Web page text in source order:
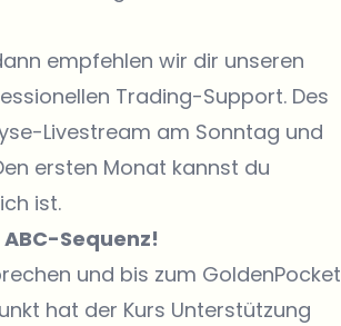
empfehlen wir dir unseren
Trading-Support. Des
Livestream am Sonntag und
ersten Monat kannst du
ist.
Sequenz!
und bis zum GoldenPocket
hat der Kurs Unterstützung